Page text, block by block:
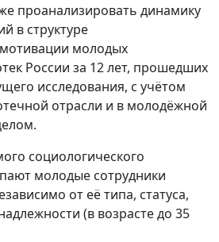
проанализировать динамику
в структуре
молодых
России за 12 лет, прошедших
исследования, с учётом
отрасли и в молодёжной
социологического
молодые сотрудники
от её типа, статуса,
(в возрасте до 35